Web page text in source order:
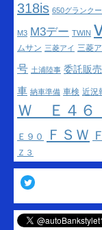
318is 650グランク
M3 M3デー TWIN
ムサン 三菱アイ 三菱
号 土浦陸事 委託販売
車 納車準備 車検 近況
Ｗ Ｅ４６
Ｅ９０ ＦＳＷ
Ｚ３
Twitter